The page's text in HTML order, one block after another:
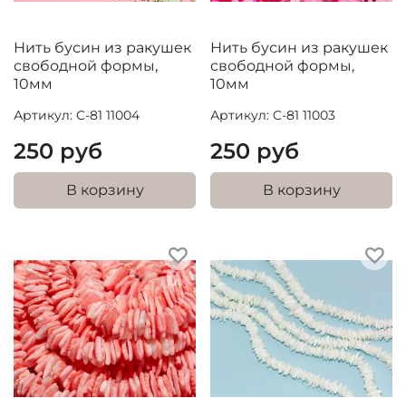
Нить бусин из ракушек
свободной формы,
10мм
Артикул: C-81 11004
250 руб
В корзину
Нить бусин из ракушек
свободной формы,
10мм
Артикул: C-81 11003
250 руб
В корзину